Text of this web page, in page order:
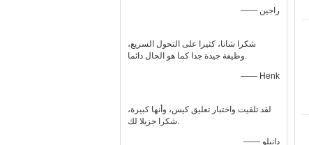
—— راجين
شكرا شانا، كثيرا على التحول السريع،
وظيفة جيدة جدا كما هو الحال دائما.
—— Henk
لقد تلقيت واختبار تعليق كيس، وأنها كبيرة،
شكرا جزيلا لك.
—— دانيلو